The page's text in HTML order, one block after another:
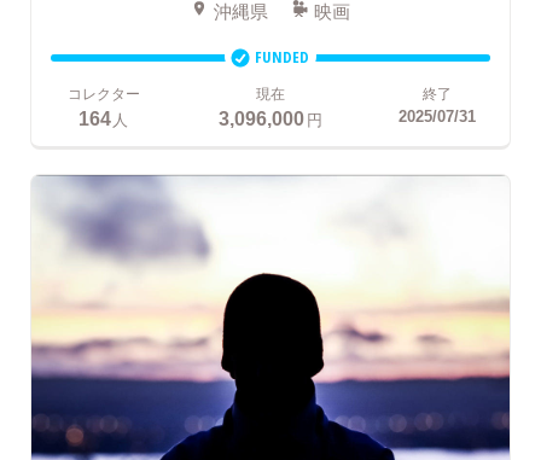
沖縄県 映画
FUNDED
コレクター
164 人
現在
3,096,000円
終了
2025/07/31